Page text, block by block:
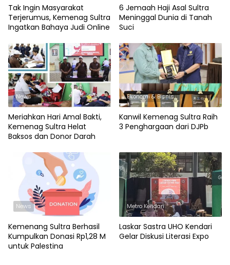
Tak Ingin Masyarakat
Terjerumus, Kemenag Sultra
Ingatkan Bahaya Judi Online
6 Jemaah Haji Asal Sultra
Meninggal Dunia di Tanah
Suci
News
Meriahkan Hari Amal Bakti,
Kemenag Sultra Helat
Baksos dan Donor Darah
Ekonomi & Bisnis
Kanwil Kemenag Sultra Raih
3 Penghargaan dari DJPb
News
Kemenang Sultra Berhasil
Kumpulkan Donasi Rp1,28 M
untuk Palestina
Metro Kendari
Laskar Sastra UHO Kendari
Gelar Diskusi Literasi Expo